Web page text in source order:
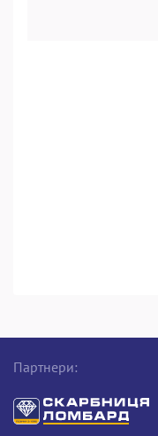
Партнери: